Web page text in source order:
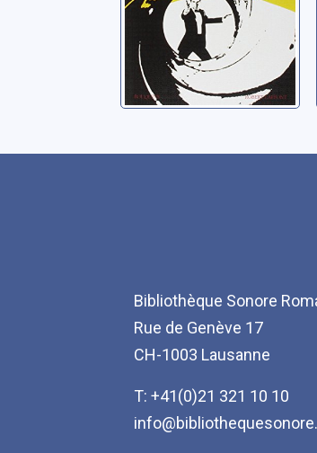
Bibliothèque Sonore
Rue de Genève 17
CH-1003 Lausanne
T: +41(0)21 321 10 10